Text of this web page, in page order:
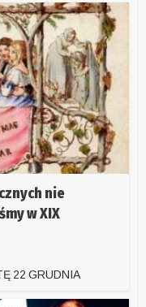
nie
w XIX
22 GRUDNIA